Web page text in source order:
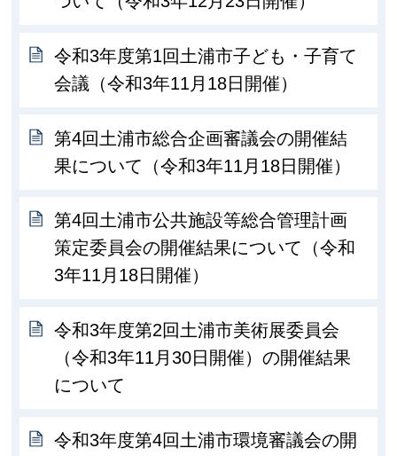
令和3年度第1回土浦市子ども・子育て
会議（令和3年11月18日開催）
第4回土浦市総合企画審議会の開催結
果について（令和3年11月18日開催）
第4回土浦市公共施設等総合管理計画
策定委員会の開催結果について（令和
3年11月18日開催）
令和3年度第2回土浦市美術展委員会
（令和3年11月30日開催）の開催結果
について
令和3年度第4回土浦市環境審議会の開